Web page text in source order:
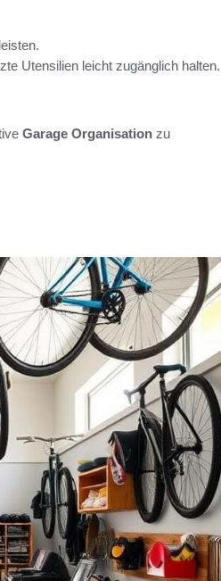
Utensilien leicht zugänglich halten.
Garage Organisation zu